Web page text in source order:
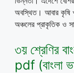
অবস্থিত। আবার কৃষি
অঞ্চলের প্রাকৃতিক ও
৩য় শ্রেণির
pdf (বাংলা